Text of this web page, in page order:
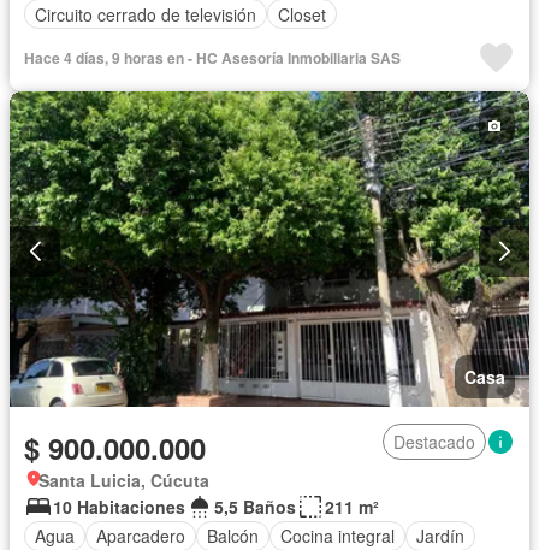
Circuito cerrado de televisión
Closet
Hace 4 días, 9 horas en - HC Asesoría Inmobiliaria SAS
Casa
$ 900.000.000
Destacado
Santa Luicia, Cúcuta
10 Habitaciones
5,5 Baños
211 m²
Agua
Aparcadero Balcón Cocina integral
Jardín